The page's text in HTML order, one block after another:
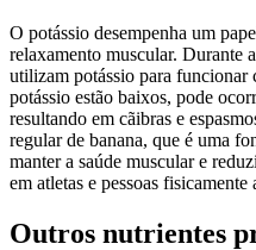
O potássio desempenha um
relaxamento muscular. Durante
utilizam potássio para funcionar
potássio estão baixos, pode
resultando em cãibras e
regular de banana, que é uma
manter a saúde muscular e
em atletas e pessoas fisicamente
Outros nutrientes